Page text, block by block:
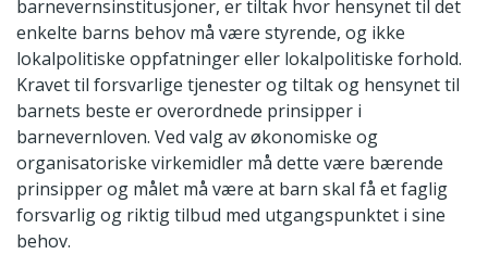
barnevernsinstitusjoner, er tiltak hvor hensynet til det
enkelte barns behov må være styrende, og ikke
lokalpolitiske oppfatninger eller lokalpolitiske forhold.
Kravet til forsvarlige tjenester og tiltak og hensynet til
barnets beste er overordnede prinsipper i
barnevernloven. Ved valg av økonomiske og
organisatoriske virkemidler må dette være bærende
prinsipper og målet må være at barn skal få et faglig
forsvarlig og riktig tilbud med utgangspunktet i sine
behov.